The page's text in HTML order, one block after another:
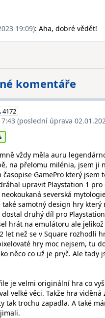
19:09): Aha, dobré vědět!
komentáře
4172
(poslední úprava
vždy měla auru
na přelomu milénia, jsem ji
GamePro který jsem
upravit Playstation 1
severská
také samotný design hry
druhý díl pro
hrát na emulátoru ale
let než se v Square rozhodli
hry moc nejsem, tu
něco co už je pryč. Ale tady
je velmi originální hra co
velké věci. Takže hra
tak trochu zapadla. A také